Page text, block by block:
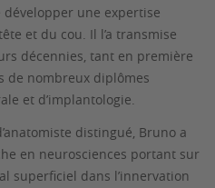
développer une expertise
et du cou. Il l’a transmise
décennies, tant en première
de nombreux diplômes
et d’implantologie.
distingué, Bruno a
en neurosciences portant sur
superficiel dans l’innervation